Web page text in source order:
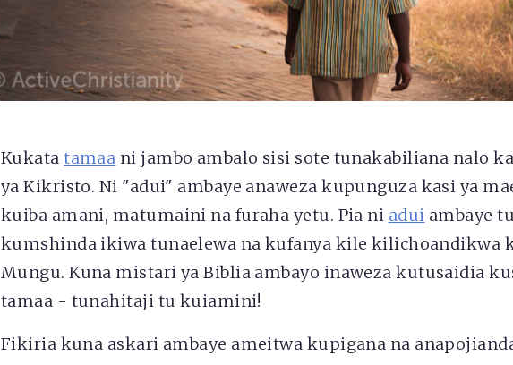
Kukatatamaa ni jambo ambalo sisi sote tunakabiliana nalo
ya Kikristo. Ni "adui" ambaye anaweza kupunguza kasi ya
kuiba amani, matumaini na furaha yetu. Pia ni adui ambaye
kumshinda ikiwa tunaelewa na kufanya kile kilichoandikwa
Mungu. Kuna mistari ya Biblia ambayo inaweza kutusaidia
tamaa - tunahitaji tu kuiamini!
Fikiria kuna askari ambaye ameitwa kupigana na